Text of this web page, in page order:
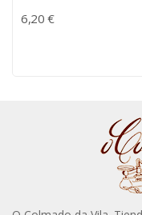
6,20 €